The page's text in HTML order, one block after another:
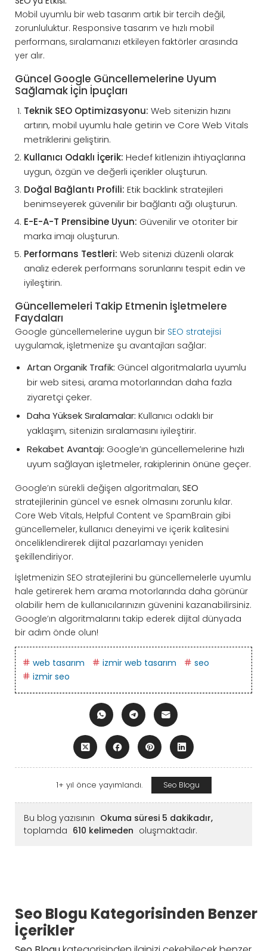
Mobil uyumlu bir web tasarım artık bir tercih değil,
zorunluluktur. Responsive tasarım ve hızlı mobil
performans, sıralamanızı etkileyen faktörler arasında
yer alır.
Güncel Google Güncellemelerine Uyum
Sağlamak İçin İpuçları
Teknik SEO Optimizasyonu: Web sitenizin hızını
artırın, mobil uyumlu hale getirin ve Core Web Vitals
metriklerini geliştirin.
Kullanıcı Odaklı İçerik: Hedef kitlenizin ihtiyaçlarına
uygun, özgün ve değerli içerikler oluşturun.
Doğal Bağlantı Profili: Etik backlink stratejileri
benimseyerek güvenilir bir bağlantı ağı oluşturun.
E-E-A-T Prensibine Uyun: Güvenilir ve otoriter bir
marka imajı oluşturun.
Performans Testleri: Web sitenizi düzenli olarak
analiz ederek performans sorunlarını tespit edin ve
iyileştirin.
Güncellemeleri Takip Etmenin İşletmelere
Faydaları
Google güncellemelerine uygun bir SEO stratejisi
uygulamak, işletmenize şu avantajları sağlar:
Artan Organik Trafik: Güncel algoritmalarla uyumlu
bir web sitesi, arama motorlarından daha fazla
ziyaretçi çeker.
Daha Yüksek Sıralamalar: Kullanıcı odaklı bir
yaklaşım, sitenizin sıralamasını iyileştirir.
Rekabet Avantajı: Google’ın güncellemelerine hızlı
uyum sağlayan işletmeler, rakiplerinin önüne geçer.
Google’ın sürekli değişen algoritmaları, SEO
stratejilerinin güncel ve esnek olmasını zorunlu kılar.
Core Web Vitals, Helpful Content ve SpamBrain gibi
güncellemeler, kullanıcı deneyimi ve içerik kalitesini
önceliklendirerek dijital pazarlamayı yeniden
şekillendiriyor.
İşletmenizin SEO stratejilerini bu güncellemelerle uyumlu
hale getirerek hem arama motorlarında daha görünür
olabilir hem de kullanıcılarınızın güvenini kazanabilirsiniz.
Google’ın algoritmalarını takip ederek dijital dünyada
bir adım önde olun!
web tasarım izmir web tasarım
seo
izmir seo
1+ yıl önce yayımlandı. Seo Blogu
Bu blog yazısının Okuma süresi 5 dakikadır,
toplamda 610 kelimeden oluşmaktadır.
Seo Blogu Kategorisinden Benzer
İçerikler